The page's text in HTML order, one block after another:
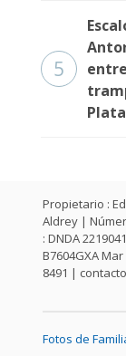
5
Plata
Propietario :
Aldrey |
: DNDA
B7604GXA
8491 |
Fotos de